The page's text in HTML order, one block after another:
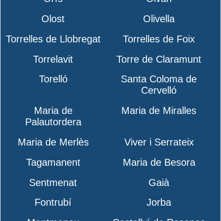
Olost
Olivella
Torrelles de Llobregat
Torrelles de Foix
Torrelavit
Torre de Claramunt
Torelló
Santa Coloma de
Cervelló
Maria de
Palautordera
Maria de Miralles
Maria de Merlès
Viver i Serrateix
Tagamanent
Maria de Besora
Sentmenat
Gaià
Fontrubí
Jorba